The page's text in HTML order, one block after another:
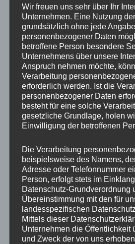
Rezensionen (0)
Gewicht 0,1 kg
Hersteller JAPAN
Grundfarbe Schwarz
Material Kunststoff
Nabendeckel JR
WHEELS JRX1 & JRX2
5H Mattschwarz
15,00€
Wir freuen uns sehr über Ihr
Unternehmen. Eine Nutzung
grundsätzlich ohne jede Angabe
personenbezogener Daten
betroffene Person besondere
Unternehmens über unsere
Anspruch nehmen möchte,
Verarbeitung
erforderlich werden. Ist die
personenbezogener Daten
besteht für eine solche
gesetzliche Grundlage, holen
Einwilligung der betroffenen
Die Verarbeitung
beispielsweise des Namens,
Adresse oder Telefonnummer
Person, erfolgt stets im
Datenschutz-Grundverordnung
Übereinstimmung mit den für
landesspezifischen
Mittels dieser
Unternehmen die Öffentlichkeit
und Zweck der von uns